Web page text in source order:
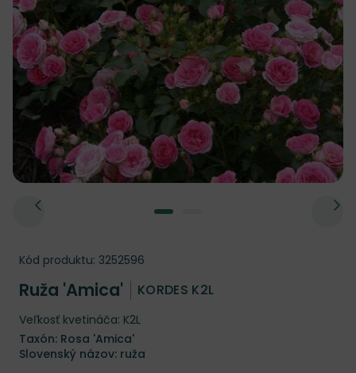
Kód produktu: 3252596
Ruža 'Amica' KORDES K2L
Veľkosť kvetináča: K2L
Taxón: Rosa 'Amica'
Slovenský názov: ruža